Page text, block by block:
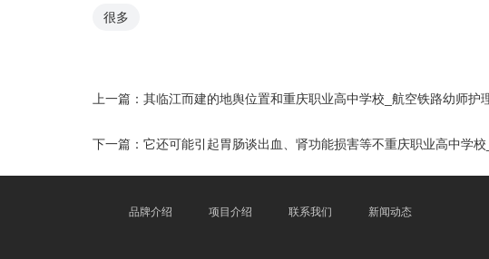
很多
上一篇： 其临江而建的地舆位置和重庆职业高中学校_航空铁路幼师
下一篇： 它还可能引起胃肠谈出血、肾功能损害等不重庆职业高中学
品牌介绍 项目介绍 联系我们 新闻动态